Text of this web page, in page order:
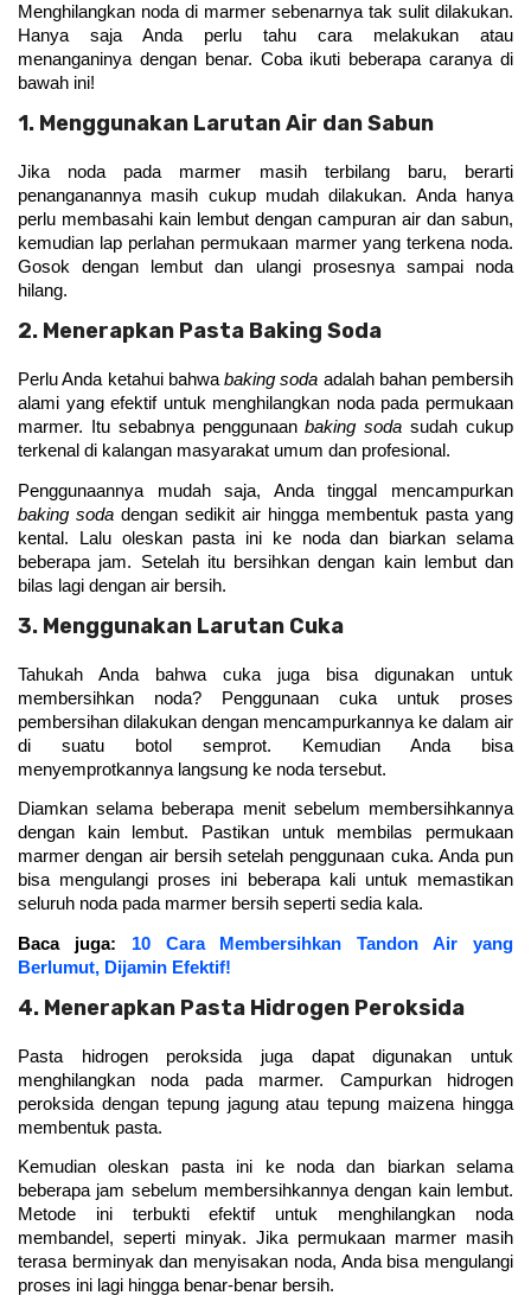
Menghilangkan noda di marmer sebenarnya tak sulit dilakukan.
Hanya saja Anda perlu tahu cara melakukan atau
menanganinya dengan benar. Coba ikuti beberapa caranya di
bawah ini!
1. Menggunakan Larutan Air dan Sabun
Jika noda pada marmer masih terbilang baru, berarti
penanganannya masih cukup mudah dilakukan. Anda hanya
perlu membasahi kain lembut dengan campuran air dan sabun,
kemudian lap perlahan permukaan marmer yang terkena noda.
Gosok dengan lembut dan ulangi prosesnya sampai noda
hilang.
2. Menerapkan Pasta Baking Soda
Perlu Anda ketahui bahwa baking soda adalah bahan pembersih
alami yang efektif untuk menghilangkan noda pada permukaan
marmer. Itu sebabnya penggunaan baking soda sudah cukup
terkenal di kalangan masyarakat umum dan profesional.
baking soda dengan sedikit air hingga membentuk pasta yang
kental. Lalu oleskan pasta ini ke noda dan biarkan selama
beberapa jam. Setelah itu bersihkan dengan kain lembut dan
bilas lagi dengan air bersih.
3. Menggunakan Larutan Cuka
Tahukah Anda bahwa cuka juga bisa digunakan untuk
membersihkan noda? Penggunaan cuka untuk proses
pembersihan dilakukan dengan mencampurkannya ke dalam air
di suatu botol semprot. Kemudian Anda bisa
menyemprotkannya langsung ke noda tersebut.
Diamkan selama beberapa menit sebelum membersihkannya
dengan kain lembut. Pastikan untuk membilas permukaan
marmer dengan air bersih setelah penggunaan cuka. Anda pun
bisa mengulangi proses ini beberapa kali untuk memastikan
seluruh noda pada marmer bersih seperti sedia kala.
Baca juga: 10 Cara Membersihkan Tandon Air yang
Berlumut, Dijamin Efektif!
4. Menerapkan Pasta Hidrogen Peroksida
Pasta hidrogen peroksida juga dapat digunakan untuk
menghilangkan noda pada marmer. Campurkan hidrogen
peroksida dengan tepung jagung atau tepung maizena hingga
membentuk pasta.
Kemudian oleskan pasta ini ke noda dan biarkan selama
beberapa jam sebelum membersihkannya dengan kain lembut.
Metode ini terbukti efektif untuk menghilangkan noda
membandel, seperti minyak. Jika permukaan marmer masih
terasa berminyak dan menyisakan noda, Anda bisa mengulangi
proses ini lagi hingga benar-benar bersih.